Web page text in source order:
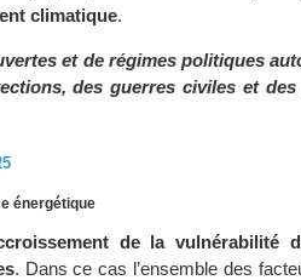
climatique.
et de régimes politiques
des guerres civiles et
énergétique
de la vulnérabilité
. Dans ce cas l’ensemble des